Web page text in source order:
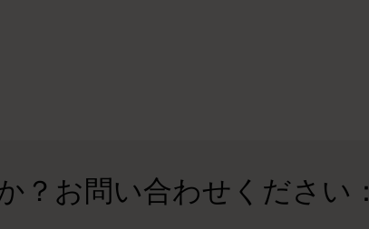
？お問い合わせください：